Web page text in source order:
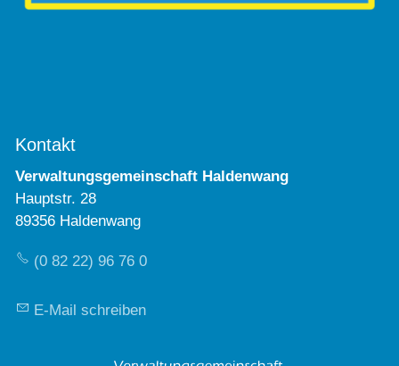
Kontakt
Verwaltungsgemeinschaft Haldenwang
Hauptstr. 28
89356 Haldenwang
(0 82 22) 96 76 0
E-Mail schreiben